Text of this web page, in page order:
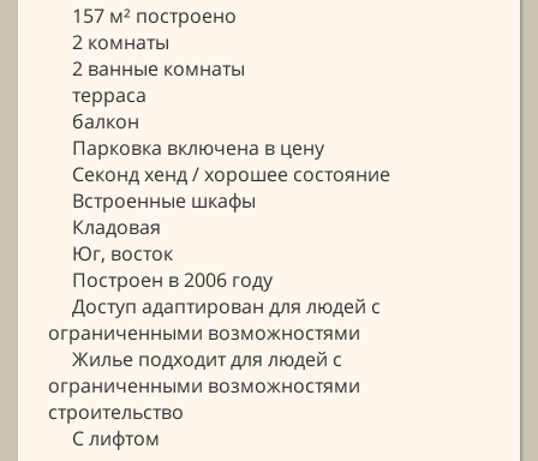
157 м² построено
2 комнаты
2 ванные комнаты
терраса
балкон
Парковка включена в цену
Секонд хенд / хорошее состояние
Встроенные шкафы
Кладовая
Юг, восток
Построен в 2006 году
Доступ адаптирован для людей с
ограниченными возможностями
Жилье подходит для людей с
ограниченными возможностями
строительство
С лифтом